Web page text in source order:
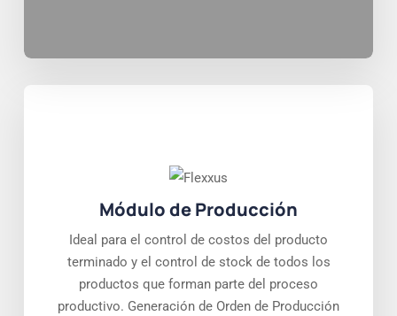
Módulo de Producción
Ideal para el control de costos del producto
terminado y el control de stock de todos los
productos que forman parte del proceso
productivo. Generación de Orden de Producción